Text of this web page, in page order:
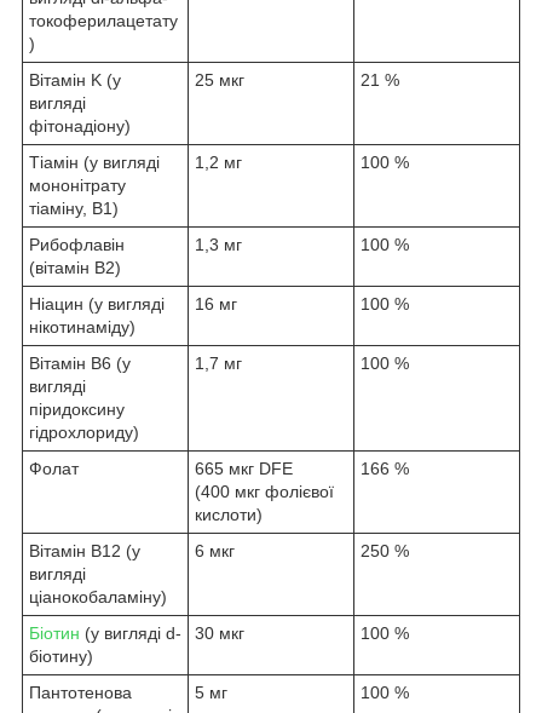
токоферилацетату
)
Вітамін K (у
вигляді
фітонадіону)
25 мкг 21 %
Тіамін (у вигляді
мононітрату
тіаміну, B1)
1,2 мг 100 %
Рибофлавін
(вітамін B2)
1,3 мг 100 %
Ніацин (у вигляді
нікотинаміду)
16 мг 100 %
Вітамін B6 (у
вигляді
піридоксину
гідрохлориду)
1,7 мг 100 %
Фолат
665 мкг DFE
(400 мкг фолієвої
кислоти)
166 %
Вітамін B12 (у
вигляді
ціанокобаламіну)
6 мкг 250 %
Біотин (у вигляді d-
біотину)
30 мкг 100 %
Пантотенова
5 мг 100 %